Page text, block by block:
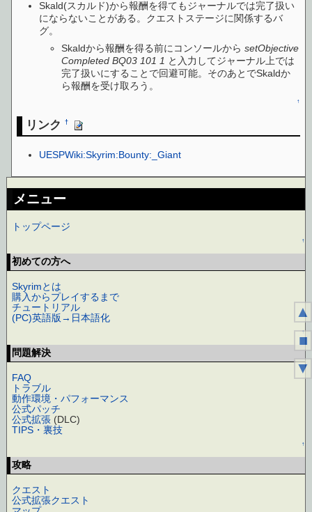
Skald(スカルド)から報酬を得てもジャーナルでは完了扱い
にならないことがある。クエストステージに関係するバ
グ。
Skaldから報酬を得る前にコンソールからsetObjective
Completed BQ03 101 1 と入力してジャーナル上では
完了扱いにすることで回避可能。そのあとでSkaldか
ら報酬を受け取ろう。
↑
リンク†
UESPWiki:Skyrim:Bounty:_Giant
メニュー
トップページ
↑
初めての方へ
Skyrimとは
購入からプレイするまで
チュートリアル
(PC)英語版→日本語化
↑
問題解決
FAQ
トラブル
動作環境・パフォーマンス
公式パッチ
公式拡張 (DLC)
TIPS・裏技
↑
攻略
クエスト
公式拡張クエスト
▲
■
▼